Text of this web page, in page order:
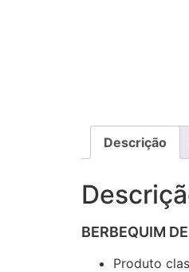
Descrição
BERBEQUIM
Produto